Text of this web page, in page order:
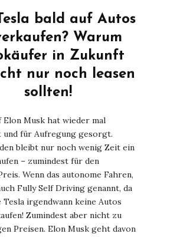
bald auf Autos
Warum
in Zukunft
nur noch leasen
sollten!
Elon Musk hat wieder mal
für Aufregung gesorgt.
bleibt nur noch wenig Zeit ein
– zumindest für den
Wenn das autonome Fahren,
Fully Self Driving genannt, da
irgendwann keine Autos
Zumindest aber nicht zu
Preisen. Elon Musk geht davon